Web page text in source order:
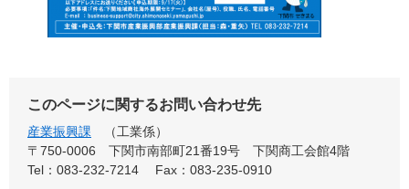
このページに関するお問い合わせ先
産業振興課
工業係
〒750-0006
下関市南部町21番19号 下関商工会館4階
Tel：083-232-7214
Fax：083-235-0910